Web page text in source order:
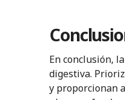
En conclusión,
digestiva.
y proporcionan